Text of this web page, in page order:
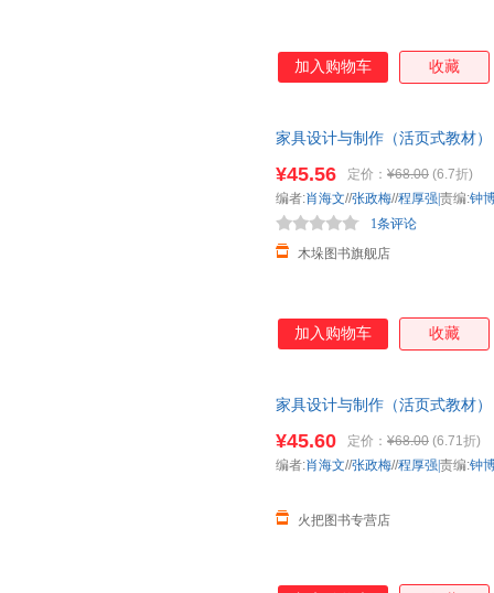
加入购物车 收藏
家具设计与制作（活页式教材）
¥45.56 定价： ¥68.00 (6.7折)
木垛图书旗舰店
1条评论
编者:肖海文//张政梅//程厚强|责编:钟
加入购物车 收藏
家具设计与制作（活页式教材）
¥45.60 定价： ¥68.00 (6.71折)
火把图书专营店
编者:肖海文//张政梅//程厚强|责编:钟